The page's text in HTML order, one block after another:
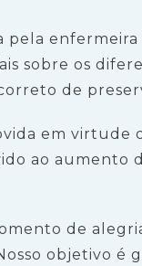
pela
sobre os
de
em virtude
ao aumento
de
objetivo é